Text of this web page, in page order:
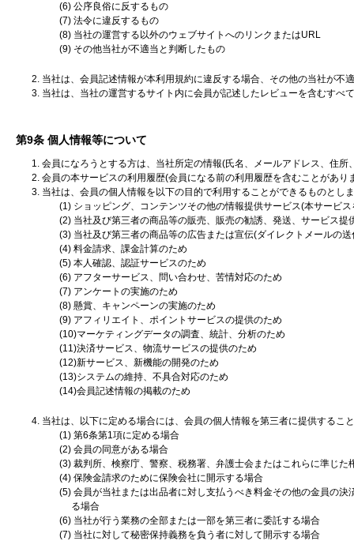
(6) 公序良俗に反するもの
(7) 法令に違反するもの
(8) 当社の運営する以外のウェブサイトへのリンクまたはURL
(9) その他当社が不適当と判断したもの
2. 当社は、会員記述情報が本利用規約に違反する場合、その他の当社が
3. 当社は、当社の運営するサイト内に会員が記述したレビューを含むす
第9条 個人情報等について
1. 会員になろうとする方は、当社所定の情報(氏名、メールアドレス、住
2. 会員の本サービスの利用履歴(会員になる前の利用履歴を含むことがあ
3. 当社は、会員の個人情報を以下の目的で利用することができるものとし
(1) ショッピング、コンテンツその他の情報提供サービス(本サービ
(2) 当社及び第三者の商品等の販売、販売の勧誘、発送、サービス提
(3) 当社及び第三者の商品等の広告または宣伝(ダイレクトメールの
(4) 料金請求、課金計算のため
(5) 本人確認、認証サービスのため
(6) アフターサービス、問い合わせ、苦情対応のため
(7) アンケートの実施のため
(8) 懸賞、キャンペーンの実施のため
(9) アフィリエイト、ポイントサービスの提供のため
(10)マーケティングデータの調査、統計、分析のため
(11)決済サービス、物流サービスの提供のため
(12)新サービス、新機能の開発のため
(13)システムの維持、不具合対応のため
(14)会員記述情報の掲載のため
4. 当社は、以下に定める場合には、会員の個人情報を第三者に提供するこ
(1) 第6条第1項に定める場合
(2) 会員の同意がある場合
(3) 裁判所、検察庁、警察、税務署、弁護士会またはこれらに準じ
(4) 保険金請求のために保険会社に開示する場合
(5) 会員が当社または出品者に対し支払うべき料金その他の金員の
る場合
(6) 当社が行う業務の全部または一部を第三者に委託する場合
(7) 当社に対して秘密保持義務を負う者に対して開示する場合